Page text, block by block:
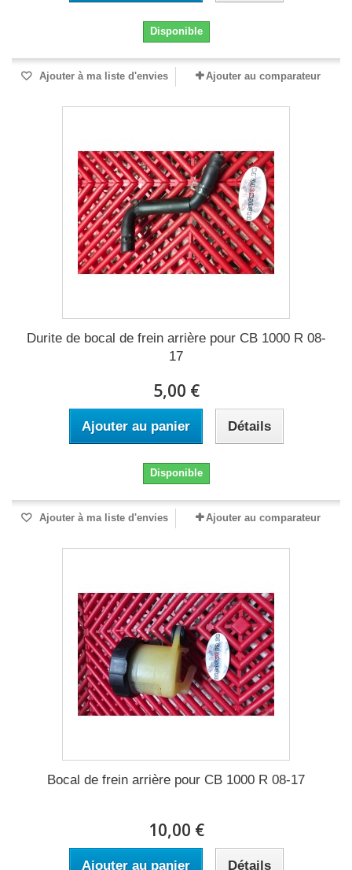
Disponible
Ajouter à ma liste d'envies Ajouter au comparateur
Durite de bocal de frein arrière pour CB 1000 R 08-
17
5,00 €
Ajouter au panier Détails
Disponible
Ajouter à ma liste d'envies Ajouter au comparateur
Bocal de frein arrière pour CB 1000 R 08-17
10,00 €
Ajouter au panier Détails